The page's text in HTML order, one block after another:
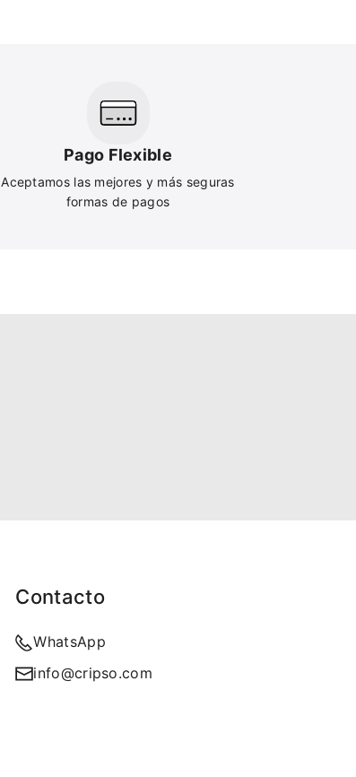
Pago Flexible
Aceptamos las mejores y más seguras
formas de pagos
Contacto
WhatsApp
info@cripso.com